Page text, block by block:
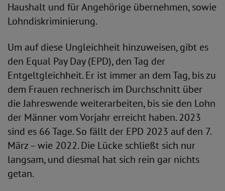
Haushalt und für Angehörige übernehmen, sowie
Lohndiskriminierung.
Um auf diese Ungleichheit hinzuweisen, gibt es
den Equal Pay Day (EPD), den Tag der
Entgeltgleichheit. Er ist immer an dem Tag, bis zu
dem Frauen rechnerisch im Durchschnitt über
die Jahreswende weiterarbeiten, bis sie den Lohn
der Männer vom Vorjahr erreicht haben. 2023
sind es 66 Tage. So fällt der EPD 2023 auf den 7.
März – wie 2022. Die Lücke schließt sich nur
langsam, und diesmal hat sich rein gar nichts
getan.